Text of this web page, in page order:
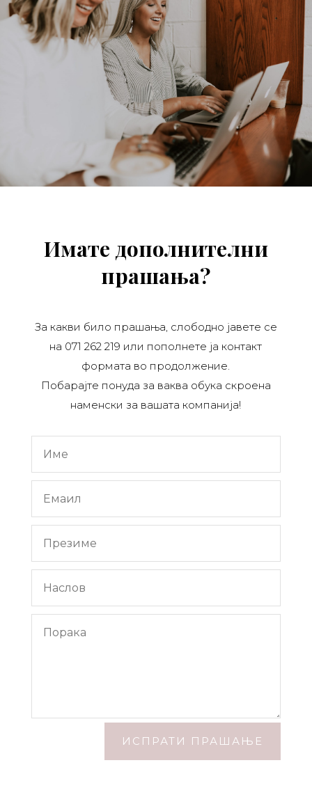
Имате дополнителни
прашања?
За какви било прашања, слободно јавете се
на 071 262 219 или пополнете ја контакт
формата во продолжение.
Побарајте понуда за ваква обука скроена
наменски за вашата компанија!
ИСПРАТИ ПРАШАЊЕ